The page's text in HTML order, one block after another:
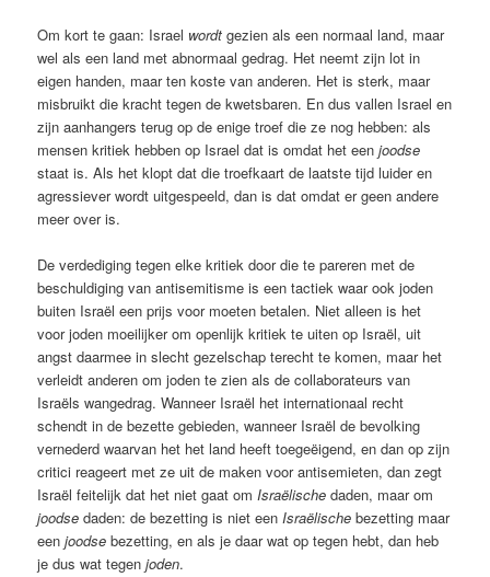
Om kort te gaan: Israel wordt gezien als een normaal land, maar
wel als een land met abnormaal gedrag. Het neemt zijn lot in
eigen handen, maar ten koste van anderen. Het is sterk, maar
misbruikt die kracht tegen de kwetsbaren. En dus vallen Israel en
zijn aanhangers terug op de enige troef die ze nog hebben: als
mensen kritiek hebben op Israel dat is omdat het eenjoodse
staat is. Als het klopt dat die troefkaart de laatste tijd luider en
agressiever wordt uitgespeeld, dan is dat omdat er geen andere
meer over is.
De verdediging tegen elke kritiek door die te pareren met de
beschuldiging van antisemitisme is een tactiek waar ook joden
buiten Israël een prijs voor moeten betalen. Niet alleen is het
voor joden moeilijker om openlijk kritiek te uiten op Israël, uit
angst daarmee in slecht gezelschap terecht te komen, maar het
verleidt anderen om joden te zien als de collaborateurs van
Israëls wangedrag. Wanneer Israël het internationaal recht
schendt in de bezette gebieden, wanneer Israël de bevolking
vernederd waarvan het het land heeft toegeëigend, en dan op zijn
critici reageert met ze uit de maken voor antisemieten, dan zegt
Israël feitelijk dat het niet gaat omIsraëlische daden, maar om
joodse daden: de bezetting is niet eenIsraëlische bezetting maar
eenjoodsebezetting, en als je daar wat op tegen hebt, dan heb
je dus wat tegenjoden.